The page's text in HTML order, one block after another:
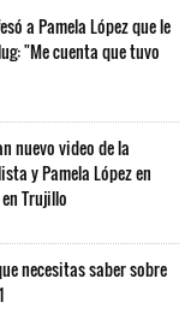
a Pamela López que le
"Me cuenta que tuvo
nuevo video de la
y Pamela López en
Trujillo
necesitas saber sobre